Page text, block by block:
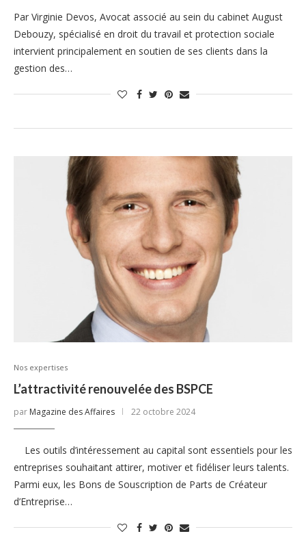
Par Virginie Devos, Avocat associé au sein du cabinet August
Debouzy, spécialisé en droit du travail et protection sociale
intervient principalement en soutien de ses clients dans la
gestion des…
Nos expertises
L’attractivité renouvelée des BSPCE
par Magazine des Affaires 22 octobre 2024
Les outils d’intéressement au capital sont essentiels pour les
entreprises souhaitant attirer, motiver et fidéliser leurs talents.
Parmi eux, les Bons de Souscription de Parts de Créateur
d’Entreprise…